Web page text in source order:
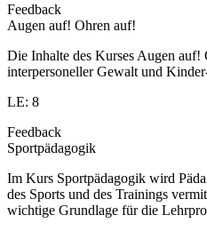
Feedback
Augen auf! Ohren auf!
Die Inhalte des Kurses Augen
interpersoneller Gewalt und
LE: 8
Feedback
Sportpädagogik
Im Kurs Sportpädagogik wird
des Sports und des Trainings
wichtige Grundlage für die